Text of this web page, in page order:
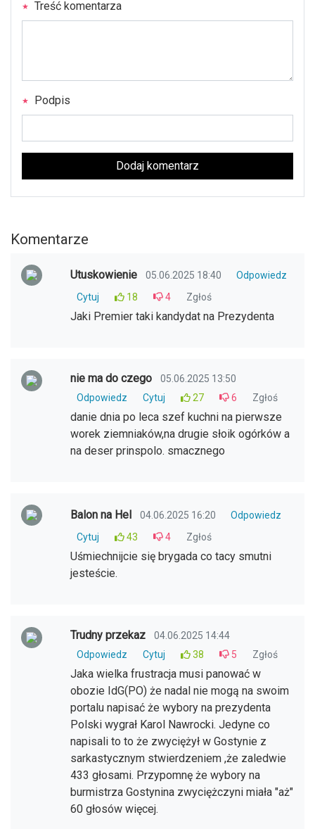
Treść komentarza
Podpis
Dodaj komentarz
Komentarze
Utuskowienie 05.06.2025 18:40
Odpowiedz
Cytuj
18 4 Zgłoś
Jaki Premier taki kandydat na Prezydenta
nie ma do czego
05.06.2025 13:50
Odpowiedz
Cytuj 27 6 Zgłoś
danie dnia po leca szef kuchni na pierwsze
worek ziemniaków,na drugie słoik ogórków a
na deser prinspolo. smacznego
Balon na Hel 04.06.2025 16:20
Odpowiedz
Cytuj
43 4 Zgłoś
Uśmiechnijcie się brygada co tacy smutni
jesteście.
Trudny przekaz
04.06.2025 14:44
Odpowiedz
Cytuj 38 5 Zgłoś
Jaka wielka frustracja musi panować w
obozie IdG(PO) że nadal nie mogą na swoim
portalu napisać że wybory na prezydenta
Polski wygrał Karol Nawrocki. Jedyne co
napisali to to że zwyciężył w Gostynie z
sarkastycznym stwierdzeniem ,że zaledwie
433 głosami. Przypomnę że wybory na
burmistrza Gostynina zwyciężczyni miała "aż"
60 głosów więcej.